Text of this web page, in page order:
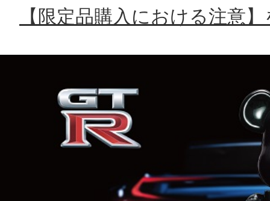
【限定品購入における注意